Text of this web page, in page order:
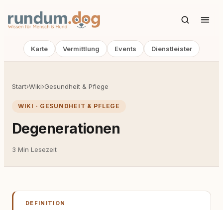
Karte Vermittlung Events Dienstleister
Start›Wiki›Gesundheit & Pflege
WIKI · GESUNDHEIT & PFLEGE
Degenerationen
3 Min Lesezeit
DEFINITION